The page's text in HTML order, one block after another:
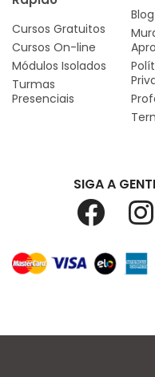
Cursos Gratuitos
Cursos On-line
Módulos Isolados
Turmas
Presenciais
SIGA A